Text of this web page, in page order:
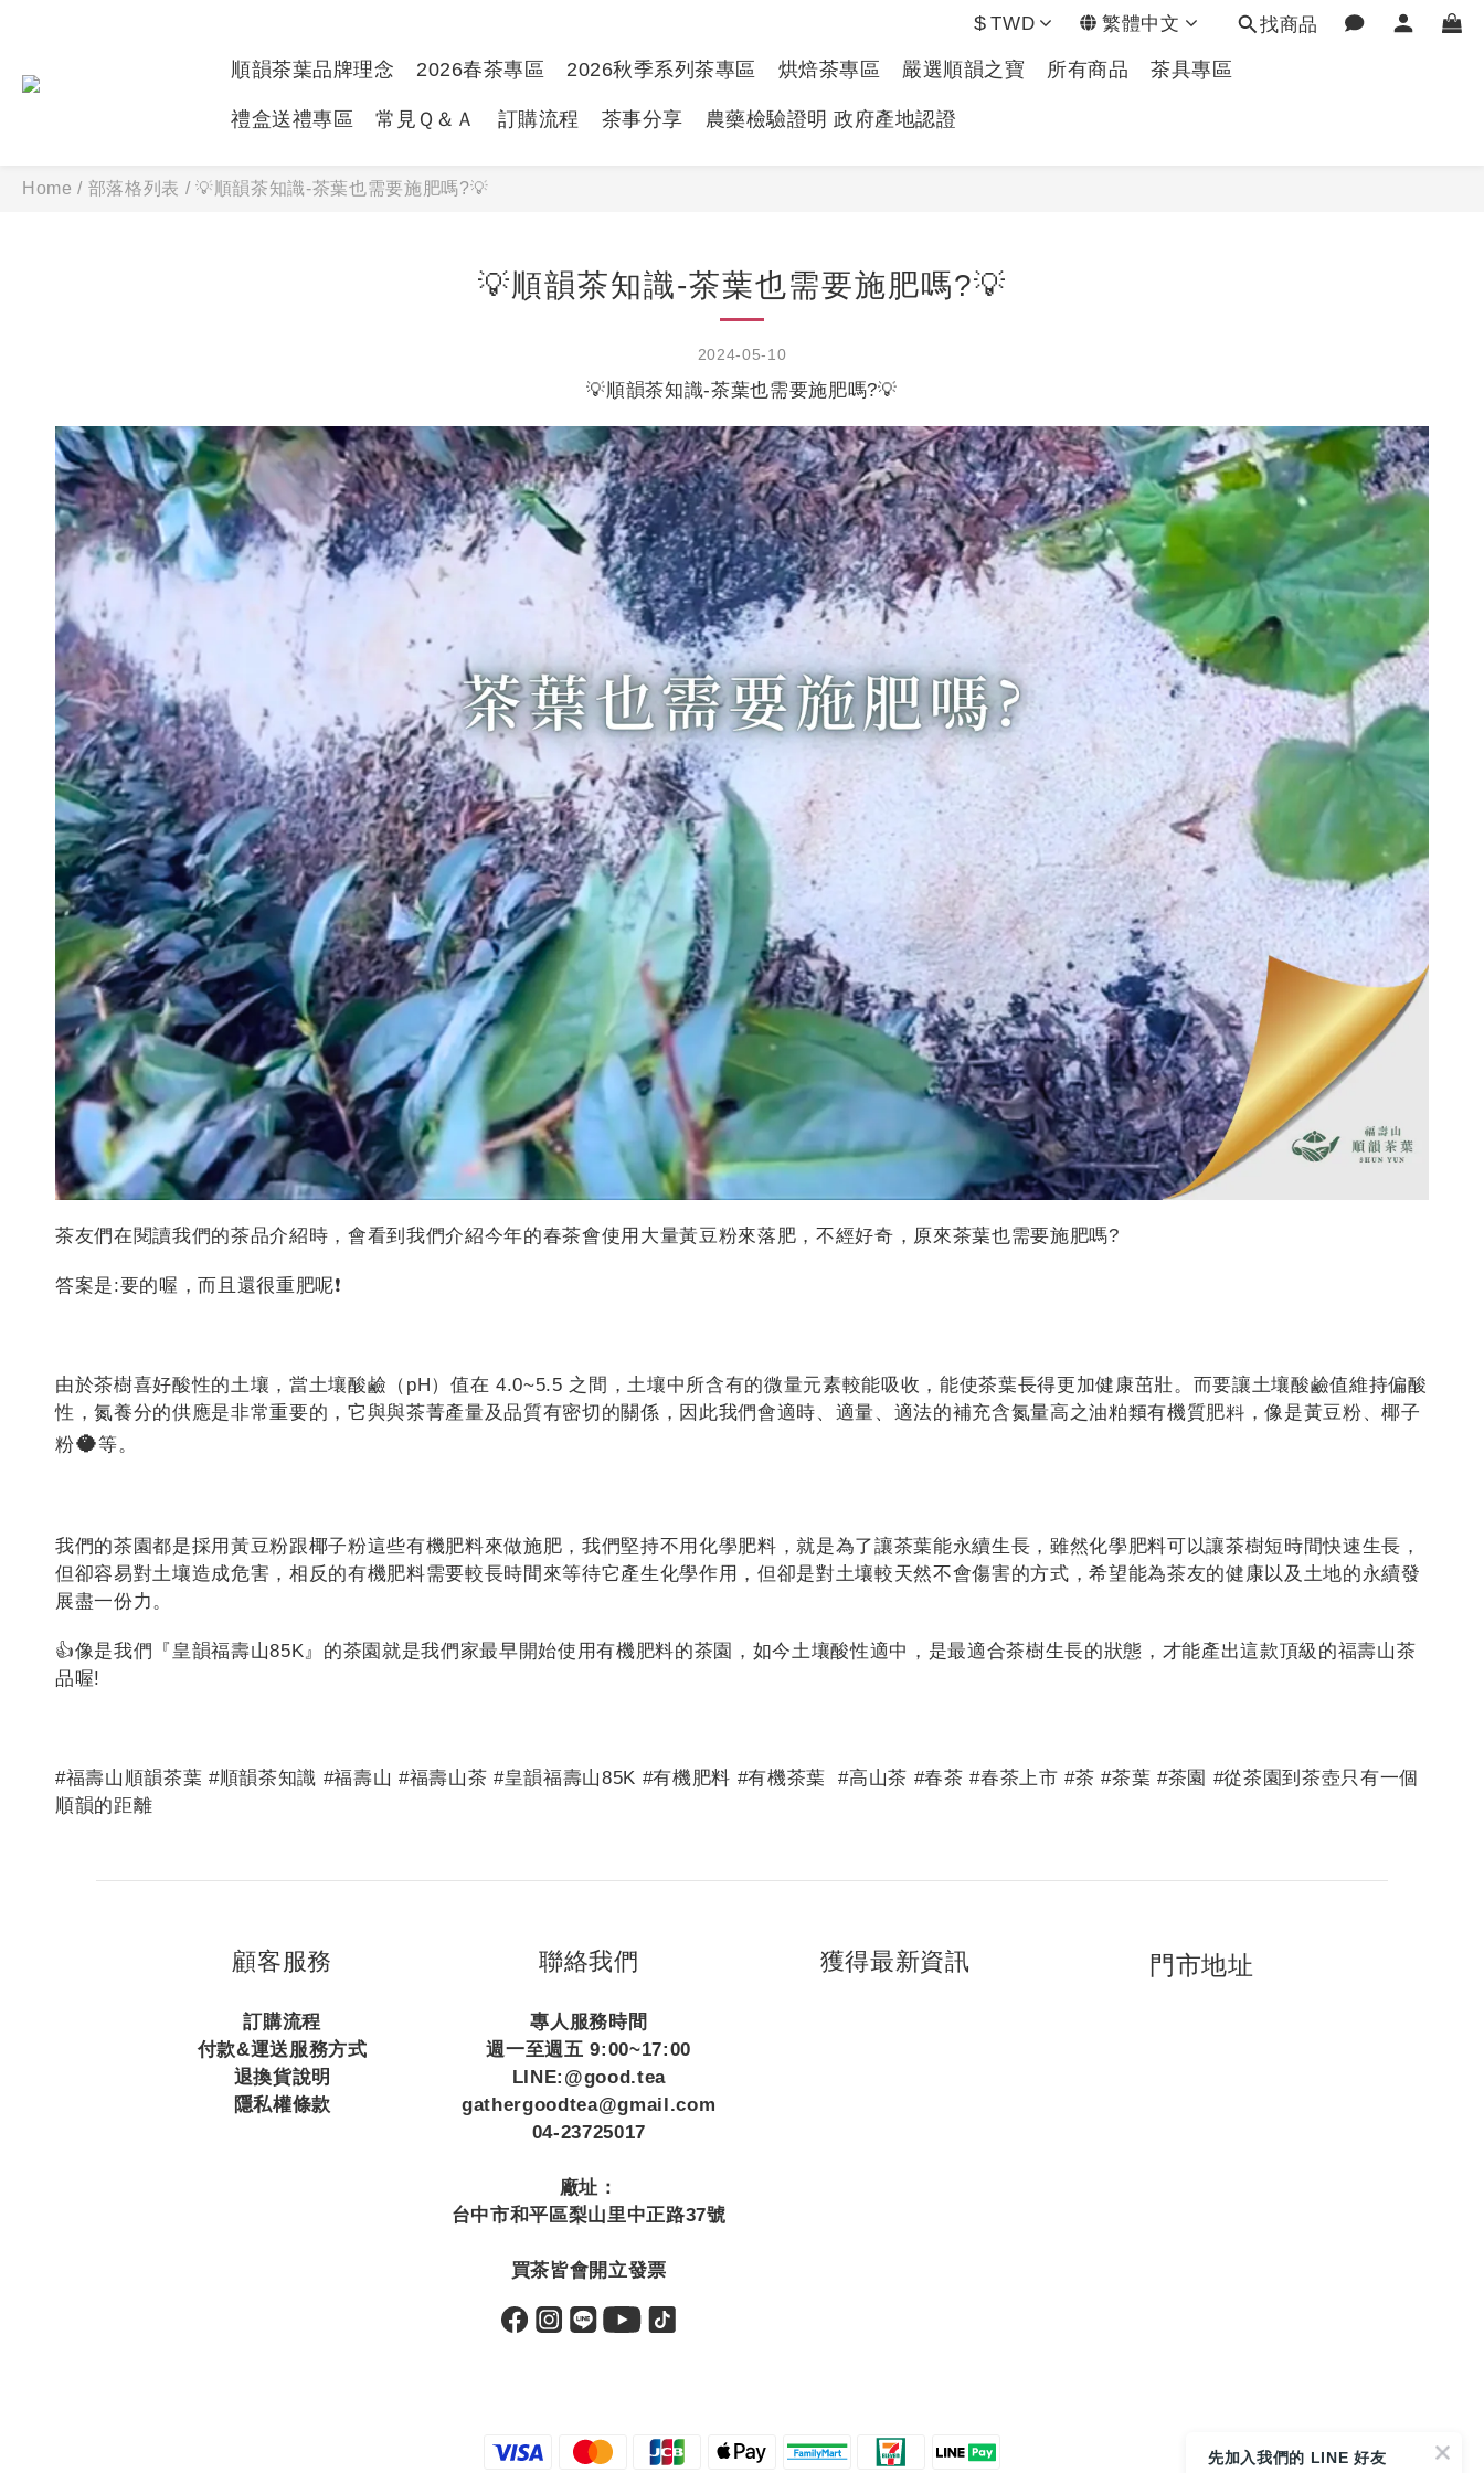
$ TWD 繁體中文 找商品
順韻茶葉品牌理念 2026春茶專區 2026秋季系列茶專區 烘焙茶專區 嚴選順韻之寶 所有商品 茶具專區
禮盒送禮專區 常見Ｑ＆Ａ 訂購流程 茶事分享 農藥檢驗證明 政府產地認證
Home / 部落格列表 /💡順韻茶知識-茶葉也需要施肥嗎?💡
💡順韻茶知識-茶葉也需要施肥嗎?💡
2024-05-10
💡順韻茶知識-茶葉也需要施肥嗎?💡
茶友們在閱讀我們的茶品介紹時，會看到我們介紹今年的春茶會使用大量黃豆粉來落肥，不經好奇，原來茶葉也需要施肥嗎?
答案是:要的喔，而且還很重肥呢❗️
由於茶樹喜好酸性的土壤，當土壤酸鹼（pH）值在 4.0~5.5 之間，土壤中所含有的微量元素較能吸收，能使茶葉長得更加健康茁壯。而要讓土壤酸鹼值維持偏酸
性，氮養分的供應是非常重要的，它與與茶菁產量及品質有密切的關係，因此我們會適時、適量、適法的補充含氮量高之油粕類有機質肥料，像是黃豆粉、椰子
粉🥥等。
我們的茶園都是採用黃豆粉跟椰子粉這些有機肥料來做施肥，我們堅持不用化學肥料，就是為了讓茶葉能永續生長，雖然化學肥料可以讓茶樹短時間快速生長，
但卻容易對土壤造成危害，相反的有機肥料需要較長時間來等待它產生化學作用，但卻是對土壤較天然不會傷害的方式，希望能為茶友的健康以及土地的永續發
展盡一份力。
👍像是我們『皇韻福壽山85K』的茶園就是我們家最早開始使用有機肥料的茶園，如今土壤酸性適中，是最適合茶樹生長的狀態，才能產出這款頂級的福壽山茶
品喔!
#福壽山順韻茶葉 #順韻茶知識 #福壽山 #福壽山茶 #皇韻福壽山85K #有機肥料 #有機茶葉 #高山茶 #春茶 #春茶上市 #茶 #茶葉 #茶園 #從茶園到茶壺只有一個
順韻的距離
顧客服務
訂購流程
付款&運送服務方式
退換貨說明
隱私權條款
聯絡我們
專人服務時間
週一至週五 9:00~17:00
LINE:@good.tea
gathergoodtea@gmail.com
04-23725017
廠址：
台中市和平區梨山里中正路37號
買茶皆會開立發票
獲得最新資訊 門市地址
先加入我們的 LINE 好友